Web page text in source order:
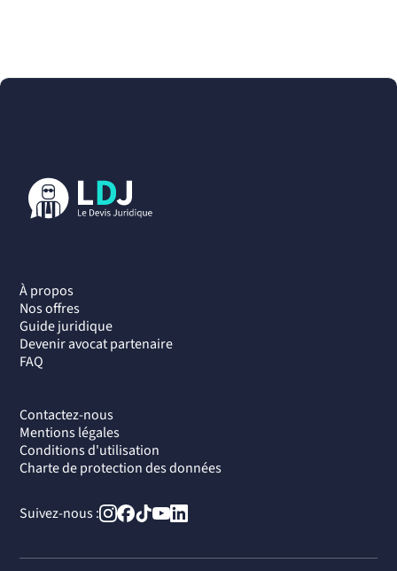
À propos
Nos offres
Guide juridique
Devenir avocat partenaire
FAQ
Contactez-nous
Mentions légales
Conditions d'utilisation
Charte de protection des données
Suivez-nous :